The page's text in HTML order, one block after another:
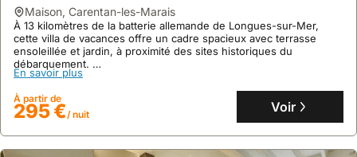
maison, Carentan-les-Marais
À 13 kilomètres de la batterie allemande de Longues-sur-Mer,
cette villa de vacances offre un cadre spacieux avec terrasse
ensoleillée et jardin, à proximité des sites historiques du
débarquement.
Cette maison de vacances de 160 m² dispose d'une cuisine
équipée, d'une salle de jeux et d'une borne de recharge pour
véhicules électriques, accueillant jusqu'à 29 personnes.
En savoir plus
À partir de
295 €/ nuit Voir